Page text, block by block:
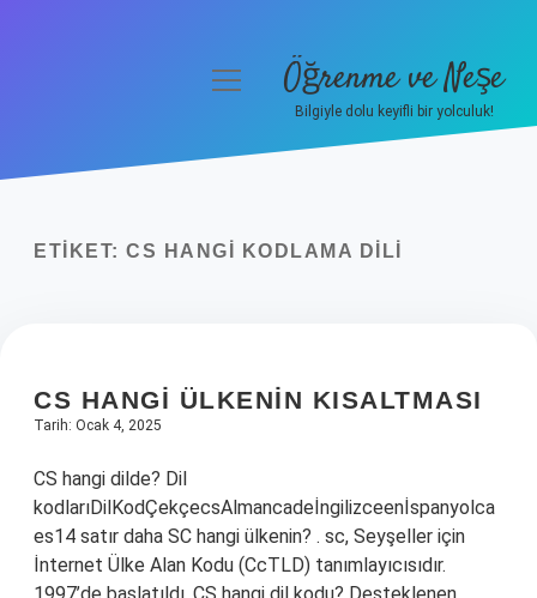
Yasal Uyarı
menüyüÖğrenme ve Neşe
Bilgiyle dolu keyifli bir yolculuk!
ETIKET: CS HANGI KODLAMA DILI
CS HANGI ÜLKENIN KISALTMASI
Tarih: Ocak 4, 2025
CS hangi dilde? Dil
kodlarıDilKodÇekçecsAlmancadeİngilizceenİspanyolca
es14 satır daha SC hangi ülkenin? . sc, Seyşeller için
İnternet Ülke Alan Kodu (CcTLD) tanımlayıcısıdır.